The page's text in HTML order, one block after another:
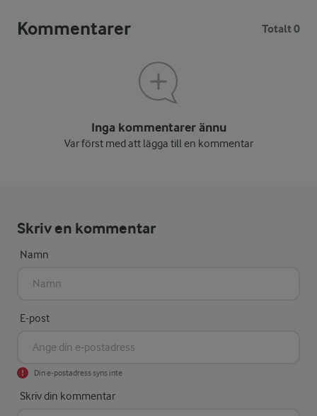
Kommentarer Totalt 0
Inga kommentarer ännu
Var först med att lägga till en kommentar
Skriv en kommentar
Namn
E-post
Din e-postadress syns inte
Skriv din kommentar